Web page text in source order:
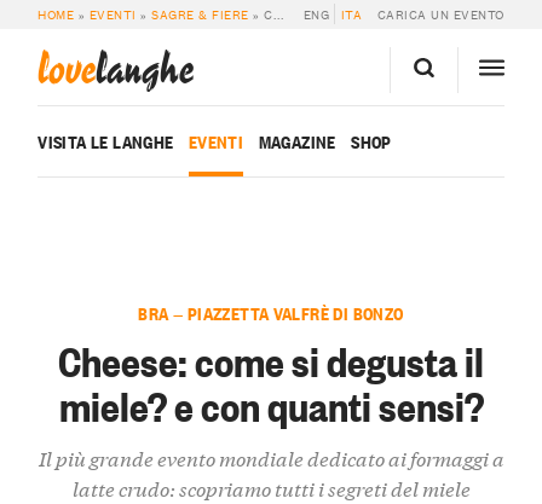
HOME » EVENTI »SAGRE & FIERE »CHEESE: COME SI DEGUSTA IL MIELE? E CON QUANTI SENSI? ENG ITA CARICA UN EVENTO
lovelanghe
VISITA LE LANGHE EVENTI MAGAZINE SHOP
BRA — PIAZZETTA VALFRÈ DI BONZO
Cheese: come si degusta il
miele? e con quanti sensi?
Il più grande evento mondiale dedicato ai formaggi a
latte crudo: scopriamo tutti i segreti del miele